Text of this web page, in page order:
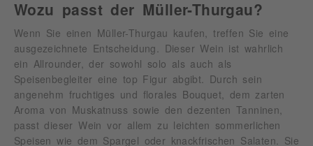
Wozu passt der Müller-Thurgau?
Wenn Sie einen Müller-Thurgau kaufen, treffen Sie eine
ausgezeichnete Entscheidung. Dieser Wein ist wahrlich
ein Allrounder, der sowohl solo als auch als
Speisenbegleiter eine top Figur abgibt. Durch sein
angenehm fruchtiges und florales Bouquet, dem zarten
Aroma von Muskatnuss sowie den dezenten Tanninen,
passt dieser Wein vor allem zu leichten sommerlichen
Speisen wie dem Spargel oder knackfrischen Salaten. Sie